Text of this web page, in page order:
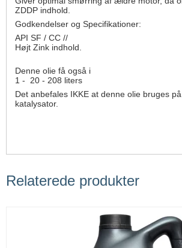
ZDDP indhold.
Godkendelser og Specifikationer:
API SF / CC //
Højt Zink indhold.
Denne olie få også i
1 - 20 - 208 liters
Det anbefales IKKE at denne olie bruges
katalysator.
Relaterede produkter